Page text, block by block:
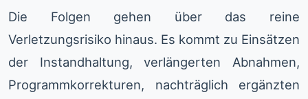
Die Folgen gehen über das reine
Verletzungsrisiko hinaus. Es kommt zu Einsätzen
der Instandhaltung, verlängerten Abnahmen,
Programmkorrekturen, nachträglich ergänzten